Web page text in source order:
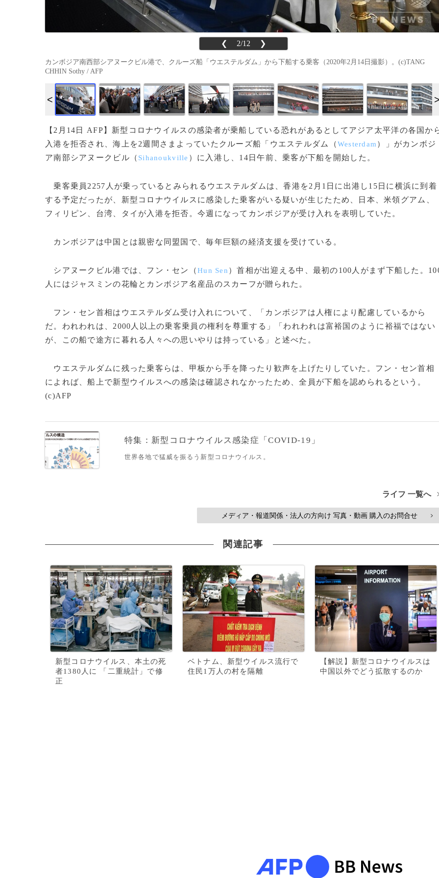
❮ 2/12 ❯
カンボジア南西部シアヌークビル港で、クルーズ船「ウエステルダム」から下船する乗客（2020年2月14日撮影）。(c)TANG
CHHIN Sothy / AFP
【2月14日 AFP】新型コロナウイルスの感染者が乗船している恐れがあるとしてアジア太平洋の各国か
入港を拒否され、海上を2週間さまよっていたクルーズ船「ウエステルダム（Westerdam ）」がカンボジ
ア南部シアヌークビル（ Sihanoukville ）に入港し、14日午前、乗客が下船を開始した。
乗客乗員2257人が乗っているとみられるウエステルダムは、香港を2月1日に出港し15日に横浜に到着
する予定だったが、新型コロナウイルスに感染した乗客がいる疑いが生じたため、日本、米領グアム、
フィリピン、台湾、タイが入港を拒否。今週になってカンボジアが受け入れを表明していた。
カンボジアは中国とは親密な同盟国で、毎年巨額の経済支援を受けている。
シアヌークビル港では、フン・セン（Hun Sen ）首相が出迎える中、最初の100人がまず下船した。
人にはジャスミンの花輪とカンボジア名産品のスカーフが贈られた。
フン・セン首相はウエステルダム受け入れについて、「カンボジアは人権により配慮しているから
だ。われわれは、2000人以上の乗客乗員の権利を尊重する」「われわれは富裕国のように裕福ではない
が、この船で途方に暮れる人々への思いやりは持っている」と述べた。
ウエステルダムに残った乗客らは、甲板から手を降ったり歓声を上げたりしていた。フン・セン首相
によれば、船上で新型ウイルスへの感染は確認されなかったため、全員が下船を認められるという。
(c)AFP
特集：新型コロナウイルス感染症「COVID-19」
世界各地で猛威を振るう新型コロナウイルス。
ライフ 一覧へ
メディア・報道関係・法人の方向け 写真・動画 購入のお問合せ >
関連記事
新型コロナウイルス、本土の死
者1380人に 「二重統計」で修
正
ベトナム、新型ウイルス流行で
住民1万人の村を隔離
【解説】新型コロナウイルスは
中国以外でどう拡散するのか